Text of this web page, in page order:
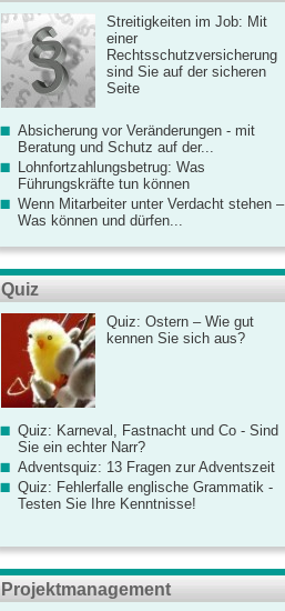
Streitigkeiten im Job: Mit
einer
Rechtsschutzversicherung
sind Sie auf der sicheren
Seite
Absicherung vor Veränderungen - mit
Beratung und Schutz auf der...
Lohnfortzahlungsbetrug: Was
Führungskräfte tun können
Wenn Mitarbeiter unter Verdacht stehen –
Was können und dürfen...
Quiz
Quiz: Ostern – Wie gut
kennen Sie sich aus?
Quiz: Karneval, Fastnacht und Co - Sind
Sie ein echter Narr?
Adventsquiz: 13 Fragen zur Adventszeit
Quiz: Fehlerfalle englische Grammatik -
Testen Sie Ihre Kenntnisse!
Projektmanagement